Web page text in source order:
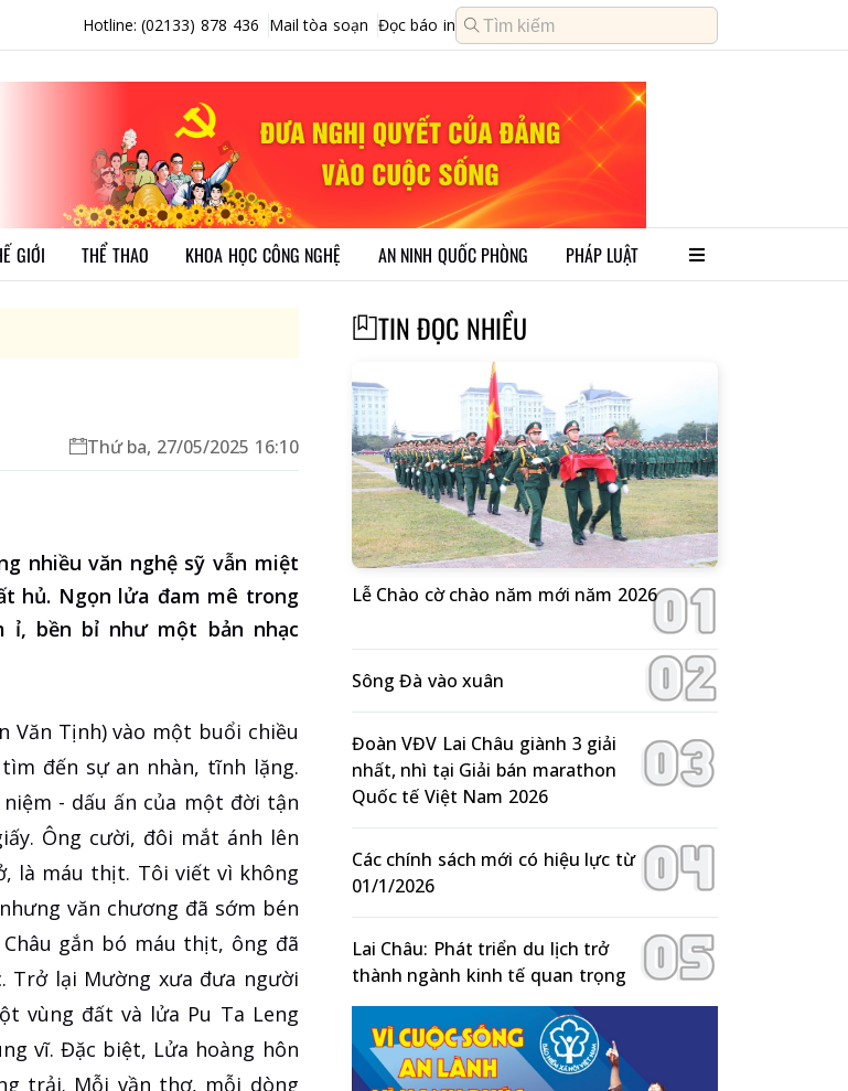
Hotline: (02133) 878 436 Mail tòa soạn Đọc báo in
GIỚI THỂ THAO KHOA HỌC CÔNG NGHỆ AN NINH QUỐC PHÒNG PHÁP LUẬT
Thứ ba, 27/05/2025 16:10
nhiều văn nghệ sỹ vẫn miệt
hủ. Ngọn lửa đam mê trong
ỉ, bền bỉ như một bản nhạc
Văn Tịnh) vào một buổi chiều
đến sự an nhàn, tĩnh lặng.
- dấu ấn của một đời tận
Ông cười, đôi mắt ánh lên
là máu thịt. Tôi viết vì không
văn chương đã sớm bén
gắn bó máu thịt, ông đã
Trở lại Mường xưa đưa người
vùng đất và lửa Pu Ta Leng
vĩ. Đặc biệt, Lửa hoàng hôn
trải. Mỗi vần thơ, mỗi dòng
TIN ĐỌC NHIỀU
Lễ Chào cờ chào năm mới năm 2026
Sông Đà vào xuân
Đoàn VĐV Lai Châu giành 3 giải
nhất, nhì tại Giải bán marathon
Quốc tế Việt Nam 2026
Các chính sách mới có hiệu lực từ
01/1/2026
Lai Châu: Phát triển du lịch trở
thành ngành kinh tế quan trọng